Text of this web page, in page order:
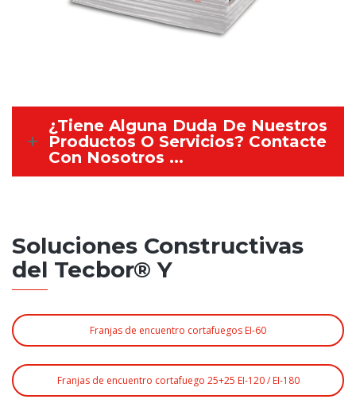
¿Tiene Alguna Duda De Nuestros
Productos O Servicios? Contacte
Con Nosotros ...
Soluciones Constructivas
del Tecbor® Y
Franjas de encuentro cortafuegos EI-60
Franjas de encuentro cortafuego 25+25 EI-120 / EI-180